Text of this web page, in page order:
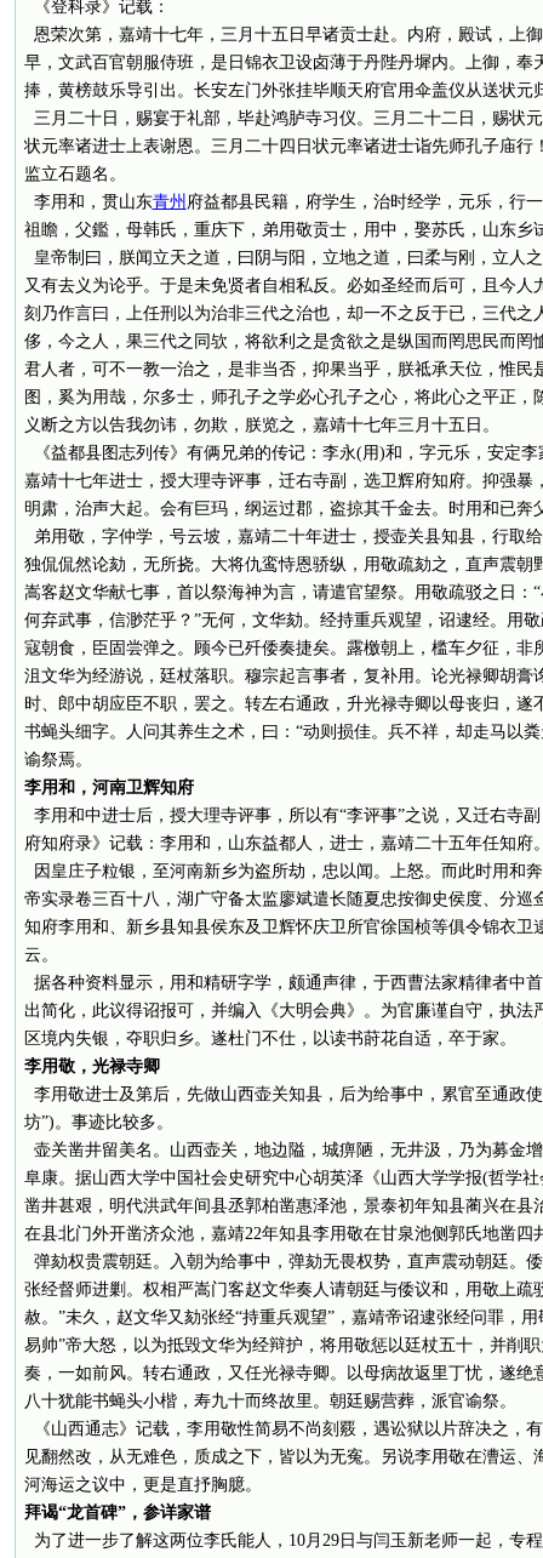
《登科录》记载：
恩荣次第，嘉靖十七年，三月十五日早诸贡士赴。内府，殿试，上
早，文武百官朝服侍班，是日锦衣卫设卤薄于丹陛丹墀内。上御，奉
捧，黄榜鼓乐导引出。长安左门外张挂毕顺天府官用伞盖仪从送状元
三月二十日，赐宴于礼部，毕赴鸿胪寺习仪。三月二十二日，赐状
状元率诸进士上表谢恩。三月二十四日状元率诸进士诣先师孔子庙行
监立石题名。
李用和，贯山东青州 府益都县民籍，府学生，治时经学，元乐，行
祖瞻，父鑑，母韩氏，重庆下，弟用敬贡士，用中，娶苏氏，山东乡
皇帝制曰，朕闻立天之道，曰阴与阳，立地之道，曰柔与刚，立人
又有去义为论乎。于是未免贤者自相私反。必如圣经而后可，且今人
刻乃作言曰，上任刑以为治非三代之治也，却一不之反于已，三代之
侈，今之人，果三代之同欤，将欲利之是贪欲之是纵国而罔思民而罔
君人者，可不一教一治之，是非当否，抑果当乎，朕祗承天位，惟民
图，奚为用哉，尔多士，师孔子之学必心孔子之心，将此心之平正，
义断之方以告我勿讳，勿欺，朕览之，嘉靖十七年三月十五日。
《益都县图志列传》有俩兄弟的传记：李永(用)和，字元乐，安定
嘉靖十七年进士，授大理寺评事，迁右寺副，选卫辉府知府。抑强暴
明肃，治声大起。会有巨玛，纲运过郡，盗掠其千金去。时用和已奔
弟用敬，字仲学，号云坡，嘉靖二十年进士，授壶关县知县，行取
独侃侃然论劾，无所挠。大将仇鸾恃恩骄纵，用敬疏劾之，直声震朝
嵩客赵文华献七事，首以祭海神为言，请遣官望祭。用敬疏驳之日：
何弃武事，信渺茫乎？”无何，文华劾。经持重兵观望，诏逮经。用
寇朝食，臣固尝弹之。顾今已歼倭奏捷矣。露檄朝上，槛车夕征，非
沮文华为经游说，廷杖落职。穆宗起言事者，复补用。论光禄卿胡膏
时、郎中胡应臣不职，罢之。转左右通政，升光禄寺卿以母丧归，遂
书蝇头细字。人问其养生之术，曰：“动则损佳。兵不祥，却走马以
谕祭焉。
李用和，河南卫辉知府
李用和中进士后，授大理寺评事，所以有“李评事”之说，又迁右寺
府知府录》记载：李用和，山东益都人，进士，嘉靖二十五年任知府
因皇庄子粒银，至河南新乡为盗所劫，忠以闻。上怒。而此时用和
帝实录卷三百十八，湖广守备太监廖斌遣长随夏忠按御史侯度、分巡
知府李用和、新乡县知县侯东及卫辉怀庆卫所官徐国桢等俱令锦衣卫
云。
据各种资料显示，用和精研字学，颇通声律，于西曹法家精律者中
出简化，此议得诏报可，并编入《大明会典》。为官廉谨自守，执法
区境内失银，夺职归乡。遂杜门不仕，以读书莳花自适，卒于家。
李用敬，光禄寺卿
李用敬进士及第后，先做山西壶关知县，后为给事中，累官至通政
坊”)。事迹比较多。
壶关凿井留美名。山西壶关，地边隘，城痹陋，无井汲，乃为募金
阜康。据山西大学中国社会史研究中心胡英泽《山西大学学报(哲学
凿井甚艰，明代洪武年间县丞郭柏凿惠泽池，景泰初年知县蔺兴在县
在县北门外开凿济众池，嘉靖22年知县李用敬在甘泉池侧郭氏地凿四
弹劾权贵震朝廷。入朝为给事中，弹劾无畏权势，直声震动朝廷。
张经督师进剿。权相严嵩门客赵文华奏人请朝廷与倭议和，用敬上疏
赦。”未久，赵文华又劾张经“持重兵观望”，嘉靖帝诏逮张经问罪，
易帅”帝大怒，以为抵毁文华为经辩护，将用敬惩以廷杖五十，并削
奏，一如前风。转右通政，又任光禄寺卿。以母病故返里丁忧，遂绝
八十犹能书蝇头小楷，寿九十而终故里。朝廷赐营葬，派官谕祭。
《山西通志》记载，李用敬性简易不尚刻覈，遇讼狱以片辞决之，
见翻然改，从无难色，质成之下，皆以为无寃。另说李用敬在漕运、
河海运之议中，更是直抒胸臆。
拜谒“龙首碑”，参详家谱
为了进一步了解这两位李氏能人，10月29日与闫玉新老师一起，专